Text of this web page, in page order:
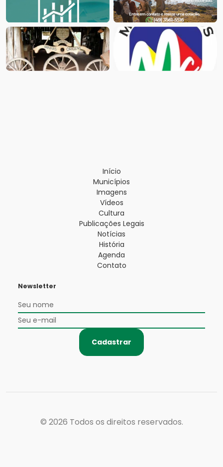
Início
Municípios
Imagens
Vídeos
Cultura
Publicações Legais
Notícias
História
Agenda
Contato
Newsletter
Cadastrar
© 2026 Todos os direitos reservados.